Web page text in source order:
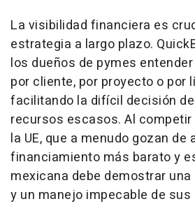
La visibilidad financiera es
estrategia a largo plazo.
los dueños de pymes
por cliente, por proyecto o por
facilitando la difícil decisión
recursos escasos. Al
la UE, que a menudo gozan de
financiamiento más barato y
mexicana debe demostrar
y un manejo impecable de sus